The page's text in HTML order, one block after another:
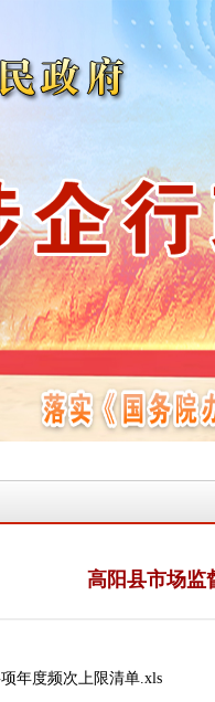
高阳县市场监
年度频次上限清单.xls